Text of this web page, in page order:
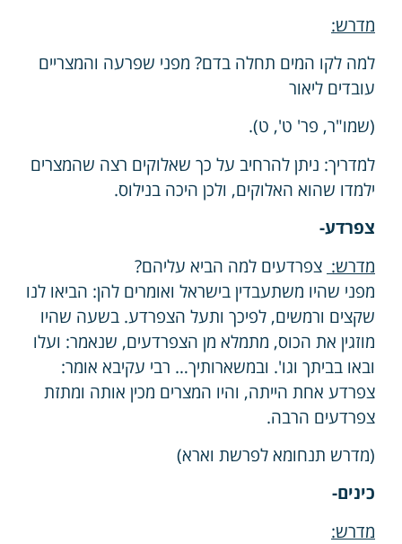
מדרש:
למה לקו המים תחלה בדם? מפני שפרעה והמצריים
עובדים ליאור
(שמו"ר, פר' ט', ט).
למדריך: ניתן להרחיב על כך שאלוקים רצה שהמצרים
ילמדו שהוא האלוקים, ולכן היכה בנילוס.
צפרדע-
מדרש: צפרדעים למה הביא עליהם?
מפני שהיו משתעבדין בישראל ואומרים להן: הביאו לנו
שקצים ורמשים, לפיכך ותעל הצפרדע. בשעה שהיו
מוזגין את הכוס, מתמלא מן הצפרדעים, שנאמר: ועלו
ובאו בביתך וגו'. ובמשארותיך… רבי עקיבא אומר:
צפרדע אחת הייתה, והיו המצרים מכין אותה ומתזת
צפרדעים הרבה.
(מדרש תנחומא לפרשת וארא)
כינים-
מדרש: